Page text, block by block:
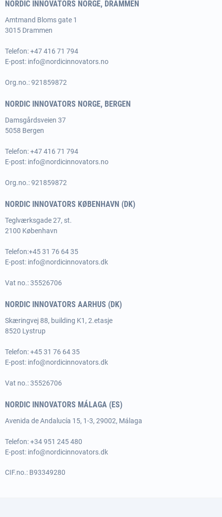
NORDIC INNOVATORS NORGE, DRAMMEN
Amtmand Bloms gate 1
3015 Drammen
Telefon: +47 416 71 794
E-post: info@nordicinnovators.no
Org.no.: 921859872
NORDIC INNOVATORS NORGE, BERGEN
Damsgårdsveien 37
5058 Bergen
Telefon: +47 416 71 794
E-post: info@nordicinnovators.no
Org.no.: 921859872
NORDIC INNOVATORS KØBENHAVN (DK)
Teglværksgade 27, st.
2100 København
Telefon:+45 31 76 64 35
E-post: info@nordicinnovators.dk
Vat no.: 35526706
NORDIC INNOVATORS AARHUS (DK)
Skæringvej 88, building K1, 2.etasje
8520 Lystrup
Telefon:+45 31 76 64 35
E-post: info@nordicinnovators.dk
Vat no.: 35526706
NORDIC INNOVATORS MÁLAGA (ES)
Avenida de Andalucía 15, 1-3, 29002, Málaga
Telefon: +34 951 245 480
E-post: info@nordicinnovators.dk
CIF.no.: B93349280